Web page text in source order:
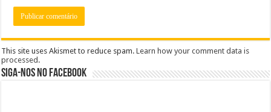
This site uses Akismet to reduce spam.Learn how your comment data is
processed .
Siga-nos no Facebook